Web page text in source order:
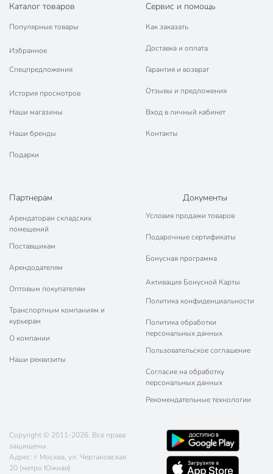
Каталог товаров
Популярные товары
Избранное
Спецпредложения
История просмотров
Наши магазины
Наши бренды
Подарки
Сервис и помощь
Как заказать
Доставка и оплата
Гарантия и возврат
Отзывы и предложения
Вход в личный кабинет
Контакты
Партнерам
Арендаторам складских
помещений
Поставщикам
Арендодателям
Оптовым покупателям
Транспортным компаниям и
курьерам
О компании
Наши реквизиты
Документы
Условия продажи товаров
Подарочные сертификаты
Бонусная программа
Активация Бонусной Карты
Политика конфиденциальности
Политика обработки
персональных данных
Пользовательское соглашение
Согласие на обработку
персональных данных
Рекомендательные технологии
Copyright © 2011-2026. Все права
защищены.
Адрес: г. Москва, ул. Чертановская
20 (метро Южная)